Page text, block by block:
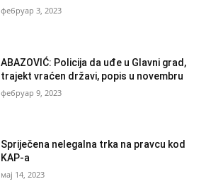
фебруар 3, 2023
ABAZOVIĆ: Policija da uđe u Glavni grad,
trajekt vraćen državi, popis u novembru
фебруар 9, 2023
Spriječena nelegalna trka na pravcu kod
KAP-a
мај 14, 2023